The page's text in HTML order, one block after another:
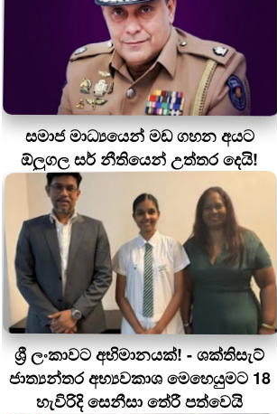
සමාජ මාධ්‍යයෙන් මඩ ගහන අයට
ඕලුගල සර් නීතියෙන් උත්තර දෙයි!
ශ්‍රී ලංකාවට අභිමානයක්! - ශක්තිසැට්
ජාත්‍යන්තර අභ්‍යවකාශ මෙහෙයුමට 18
හැවිරිදි සෙනීසා තේරී පත්වෙයි